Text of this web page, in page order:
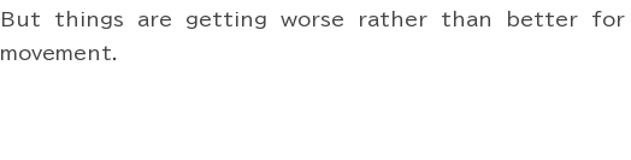
But things are getting worse rather than better for
movement.